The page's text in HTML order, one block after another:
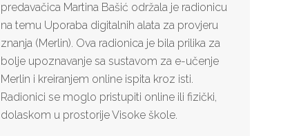
predavačica Martina Bašić održala je radionicu
na temu Uporaba digitalnih alata za provjeru
znanja (Merlin). Ova radionica je bila prilika za
bolje upoznavanje sa sustavom za e-učenje
Merlin i kreiranjem online ispita kroz isti.
Radionici se moglo pristupiti online ili fizički,
dolaskom u prostorije Visoke škole.